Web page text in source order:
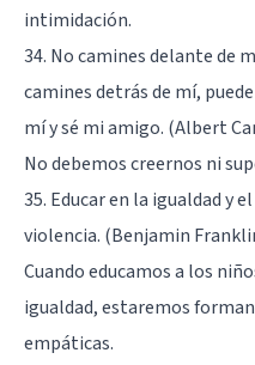
intimidación.
34. No camines delante de
camines detrás de mí,
mí y sé mi amigo. (Albert
No debemos creernos ni
35. Educar en la igualdad y
violencia. (Benjamin
Cuando educamos a los
igualdad, estaremos
empáticas.